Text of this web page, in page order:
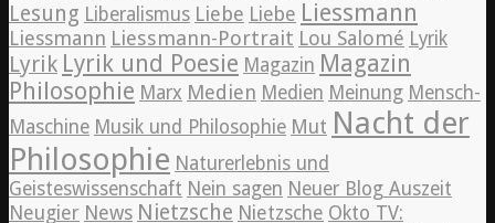
Lesung Liberalismus Liebe Liebe Liessmann
Liessmann Liessmann-Portrait Lou Salomé Lyrik
Lyrik Lyrik und Poesie Magazin Magazin
Philosophie Marx Medien Medien Meinung Mensch-
Maschine Musik und Philosophie Mut Nacht der
Philosophie Naturerlebnis und
Geisteswissenschaft Nein sagen Neuer Blog Auszeit
Neugier News Nietzsche Nietzsche Okto TV: